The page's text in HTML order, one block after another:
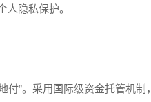
隐私保护。
”。采用国际级资金托管机